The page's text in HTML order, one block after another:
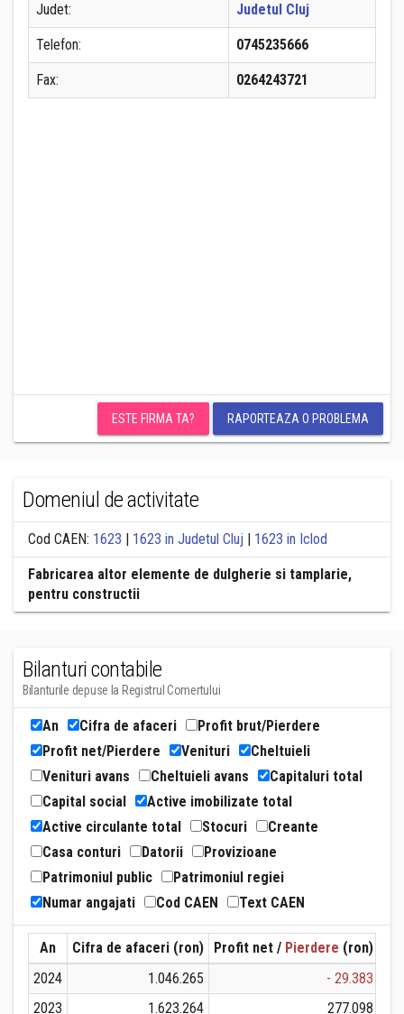
Judet: Judetul Cluj
Telefon: 0745235666
Fax: 0264243721
ESTE FIRMA TA? RAPORTEAZA O PROBLEMA
Domeniul de activitate
Cod CAEN: 1623 | 1623 in Judetul Cluj | 1623 in Iclod
Fabricarea altor elemente de dulgherie si tamplarie,
pentru constructii
Bilanturi contabile
Bilanturile depuse la Registrul Comertului
An Cifra de afaceri
Profit brut/Pierdere
Profit net/Pierdere
Venituri
Cheltuieli
Venituri avans
Cheltuieli avans
Capitaluri total
Capital social
Active imobilizate total
Active circulante total
Stocuri
Creante
Casa conturi
Datorii
Provizioane
Patrimoniul public
Patrimoniul regiei
Numar angajati
Cod CAEN Text CAEN
An Cifra de afaceri (ron) Profit net / Pierdere (ron)
2024
1.046.265
- 29.383
2023
1.623.264
277.098